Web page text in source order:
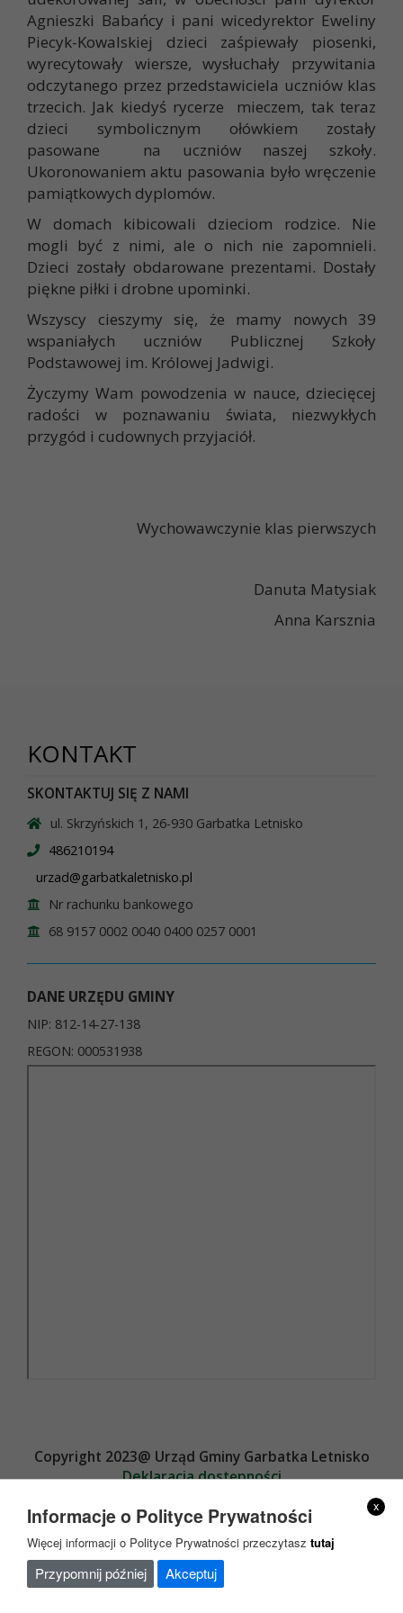
Agnieszki Babańcy i pani wicedyrektor Eweliny
Piecyk-Kowalskiej dzieci zaśpiewały piosenki,
wyrecytowały wiersze, wysłuchały przywitania
odczytanego przez przedstawiciela uczniów klas
trzecich. Jak kiedyś rycerze mieczem, tak teraz
dzieci symbolicznym ołówkiem zostały
pasowane na uczniów naszej szkoły.
Ukoronowaniem aktu pasowania było wręczenie
pamiątkowych dyplomów.
W domach kibicowali dzieciom rodzice. Nie
mogli być z nimi, ale o nich nie zapomnieli.
Dzieci zostały obdarowane prezentami. Dostały
piękne piłki i drobne upominki.
Wszyscy cieszymy się, że mamy nowych 39
wspaniałych uczniów Publicznej Szkoły
Podstawowej im. Królowej Jadwigi.
Życzymy Wam powodzenia w nauce, dziecięcej
radości w poznawaniu świata, niezwykłych
przygód i cudownych przyjaciół.
Wychowawczynie klas pierwszych
Danuta Matysiak
Anna Karsznia
KONTAKT
SKONTAKTUJ SIĘ Z NAMI
ul. Skrzyńskich 1, 26-930 Garbatka Letnisko
486210194
urzad@garbatkaletnisko.pl
Nr rachunku bankowego
68 9157 0002 0040 0400 0257 0001
DANE URZĘDU GMINY
NIP: 812-14-27-138
REGON: 000531938
Copyright 2023@ Urząd Gminy Garbatka Letnisko
Deklaracja dostępności
x
Informacje o Polityce Prywatności
Więcej informacji o Polityce Prywatności przeczytasz tutaj
Przypomnij później Akceptuj